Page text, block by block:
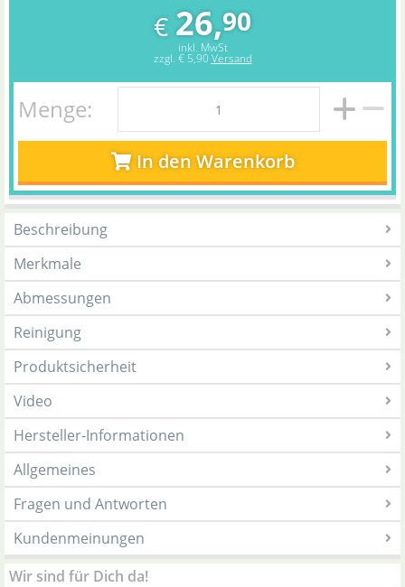
€ 26,90
inkl. MwSt
zzgl. € 5,90 Versand
Menge:
In den Warenkorb
Beschreibung
Merkmale
Abmessungen
Reinigung
Produktsicherheit
Video
Hersteller-Informationen
Allgemeines
Fragen und Antworten
Kundenmeinungen
Wir sind für Dich da!